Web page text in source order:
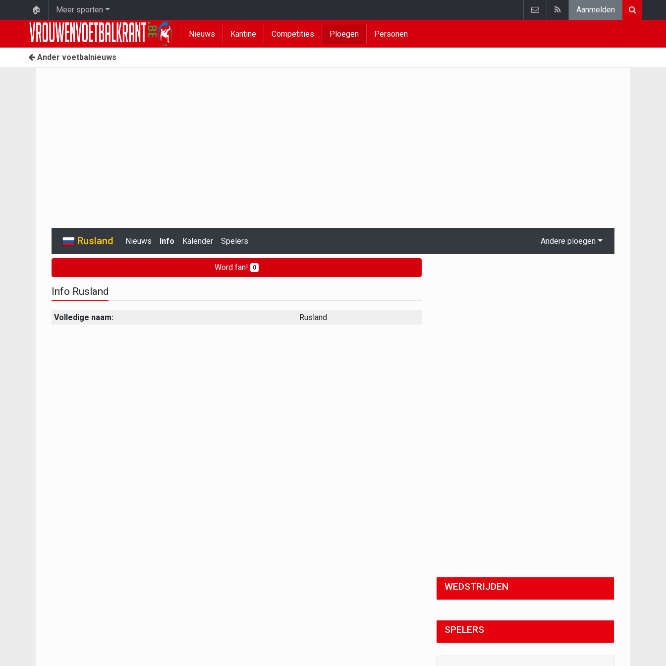
🏠 Meer sporten Aanmelden
Nieuws Kantine Competities Ploegen Personen
Ander voetbalnieuws
Rusland Nieuws Info Kalender Spelers Andere ploegen
Word fan! 0
Info Rusland
Volledige naam: Rusland
WEDSTRIJDEN
SPELERS